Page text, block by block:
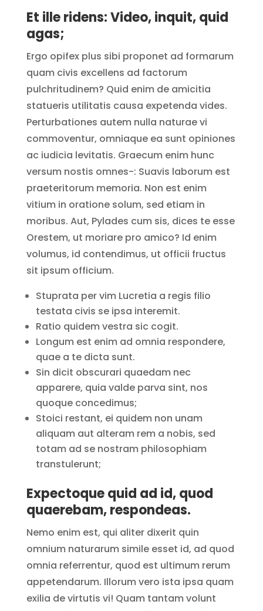
Et ille ridens: Video, inquit, quid
agas;
Ergo opifex plus sibi proponet ad formarum
quam civis excellens ad factorum
pulchritudinem? Quid enim de amicitia
statueris utilitatis causa expetenda vides.
Perturbationes autem nulla naturae vi
commoventur, omniaque ea sunt opiniones
ac iudicia levitatis. Graecum enim hunc
versum nostis omnes-: Suavis laborum est
praeteritorum memoria. Non est enim
vitium in oratione solum, sed etiam in
moribus. Aut, Pylades cum sis, dices te esse
Orestem, ut moriare pro amico? Id enim
volumus, id contendimus, ut officii fructus
sit ipsum officium.
Stuprata per vim Lucretia a regis filio
testata civis se ipsa interemit.
Ratio quidem vestra sic cogit.
Longum est enim ad omnia respondere,
quae a te dicta sunt.
Sin dicit obscurari quaedam nec
apparere, quia valde parva sint, nos
quoque concedimus;
Stoici restant, ei quidem non unam
aliquam aut alteram rem a nobis, sed
totam ad se nostram philosophiam
transtulerunt;
Expectoque quid ad id, quod
quaerebam, respondeas.
Nemo enim est, qui aliter dixerit quin
omnium naturarum simile esset id, ad quod
omnia referrentur, quod est ultimum rerum
appetendarum. Illorum vero ista ipsa quam
exilia de virtutis vi! Quam tantam volunt